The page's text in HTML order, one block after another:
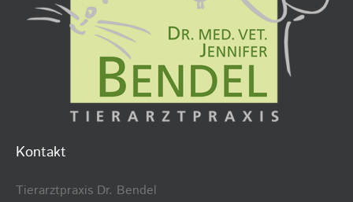
Kontakt
Tierarztpraxis Dr. Bendel